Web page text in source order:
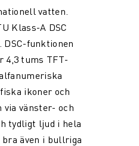
vatten.
Klass-A DSC
DSC-funktionen
4,3 tums TFT-
ikoner och
via vänster- och
tydligt ljud i hela
även i bullriga